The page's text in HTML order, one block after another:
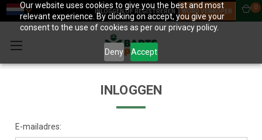
Our website uses cookies to give you the best and most
relevant experience. By clicking on accept, you give your
consent to the use of cookies as per our privacy policy.
Deny Accept
INLOGGEN OF REGISTREREN WORD VERKOPER
0
INLOGGEN
E-mailadres: